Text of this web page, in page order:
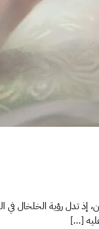
إذ تدل رؤية
[…]